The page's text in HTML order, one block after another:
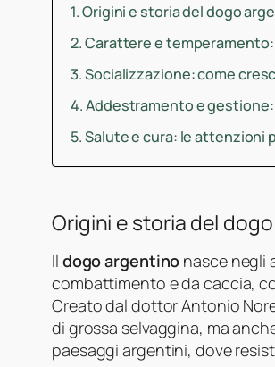
Origini e storia del dogo
Carattere e
Socializzazione: come
Addestramento e
Salute e cura: le attenzioni
Origini e storia del
Il dogo argentino nasce negli
combattimento e da caccia,
Creato dal dottor Antonio
di grossa selvaggina, ma
paesaggi argentini, dove